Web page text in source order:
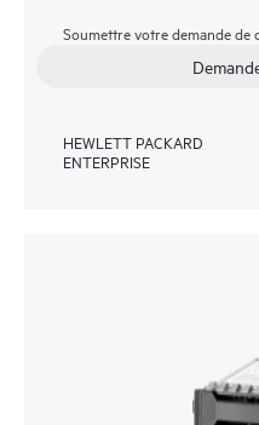
Soumettre votre demande de
HEWLETT PACKARD
ENTERPRISE